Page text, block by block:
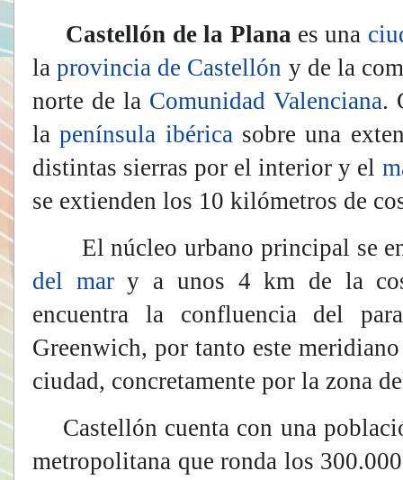
Castellón de la Plana ​ es una
la provincia de Castellón y de la
norte de la Comunidad Valenciana.
la península ibérica sobre una
distintas sierras por el interior y el
se extienden los 10 kilómetros de
El núcleo urbano principal se
del mar y a unos 4 km de la
encuentra la confluencia del
Greenwich, por tanto este
ciudad, concretamente por la zona
Castellón cuenta con una
metropolitana que ronda los